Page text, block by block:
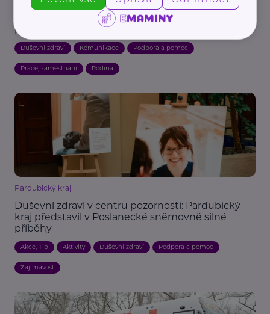
Nový program naučí, jak poskytnout první
psychickou pomoc v práci i v rodině
Duševní zdraví Komunikace Podpora a pomoc
Práce, zaměstnání Rodina
Pardubický kraj
Duševní zdraví v centru pozornosti: Pardubický
kraj představil v Poslanecké sněmovně silné
příběhy
Akce, Tip Aktivity Duševní zdraví Podpora a pomoc
Zajímavost